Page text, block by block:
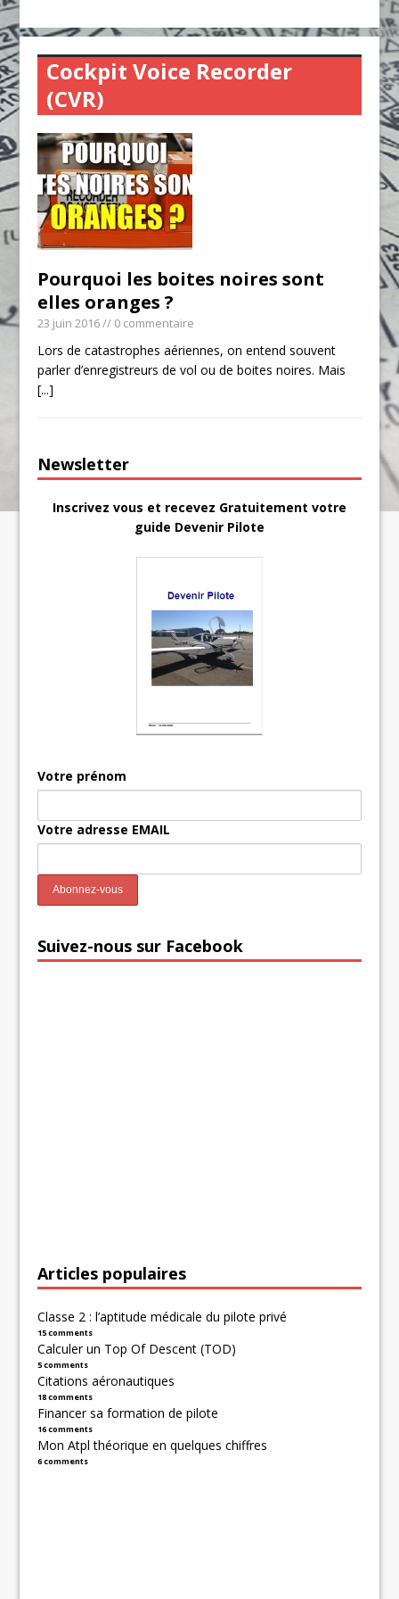
Cockpit Voice Recorder
(CVR)
Pourquoi les boites noires sont
elles oranges ?
23 juin 2016// 0 commentaire
Lors de catastrophes aériennes, on entend souvent
parler d’enregistreurs de vol ou de boites noires. Mais
[...]
Newsletter
Inscrivez vous et recevez Gratuitement votre
guide Devenir Pilote
Votre prénom
Votre adresse EMAIL
Suivez-nous sur Facebook
Articles populaires
Classe 2 : l’aptitude médicale du pilote privé
15 comments
Calculer un Top Of Descent (TOD)
5 comments
Citations aéronautiques
18 comments
Financer sa formation de pilote
16 comments
Mon Atpl théorique en quelques chiffres
6 comments